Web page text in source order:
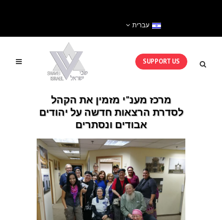
עברית
SUPPORT US
מרכז מענ"י מזמין את הקהל
לסדרת הרצאות חדשה על יהודים
אבודים ונסתרים